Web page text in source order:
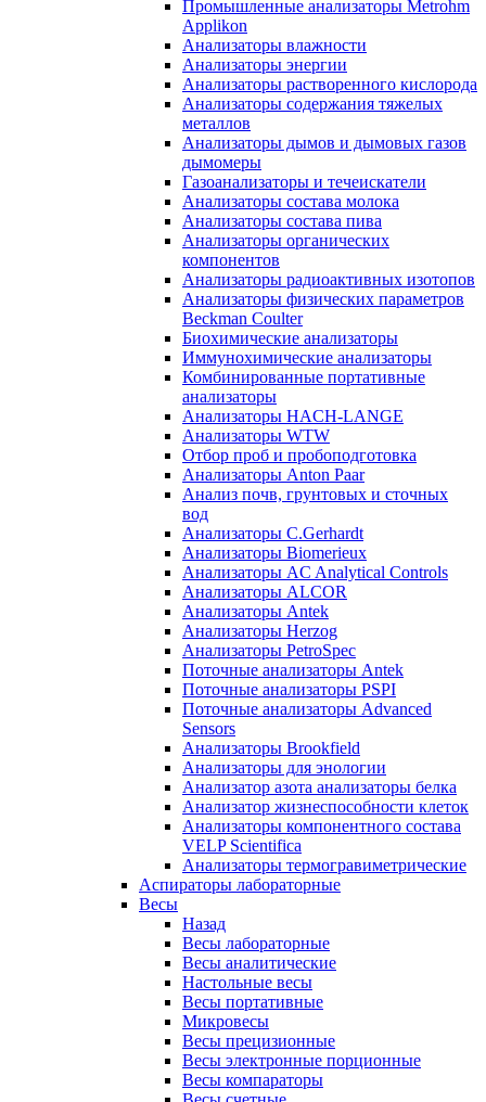
Промышленные анализаторы Metrohm
Applikon
Анализаторы влажности
Анализаторы энергии
Анализаторы растворенного кислорода
Анализаторы содержания тяжелых
металлов
Анализаторы дымов и дымовых газов
дымомеры
Газоанализаторы и течеискатели
Анализаторы состава молока
Анализаторы состава пива
Анализаторы органических
компонентов
Анализаторы радиоактивных изотопов
Анализаторы физических параметров
Beckman Coulter
Биохимические анализаторы
Иммунохимические анализаторы
Комбинированные портативные
анализаторы
Анализаторы HACH-LANGE
Анализаторы WTW
Отбор проб и пробоподготовка
Анализаторы Anton Paar
Анализ почв, грунтовых и сточных
вод
Анализаторы C.Gerhardt
Анализаторы Biomerieux
Анализаторы AC Analytical Controls
Анализаторы ALCOR
Анализаторы Antek
Анализаторы Herzog
Анализаторы PetroSpec
Поточные анализаторы Antek
Поточные анализаторы PSPI
Поточные анализаторы Advanced
Sensors
Анализаторы Brookfield
Анализаторы для энологии
Анализатор азота анализаторы белка
Анализатор жизнеспособности клеток
Анализаторы компонентного состава
VELP Scientifica
Анализаторы термогравиметрические
Аспираторы лабораторные
Весы
Назад
Весы лабораторные
Весы аналитические
Настольные весы
Весы портативные
Микровесы
Весы прецизионные
Весы электронные порционные
Весы компараторы